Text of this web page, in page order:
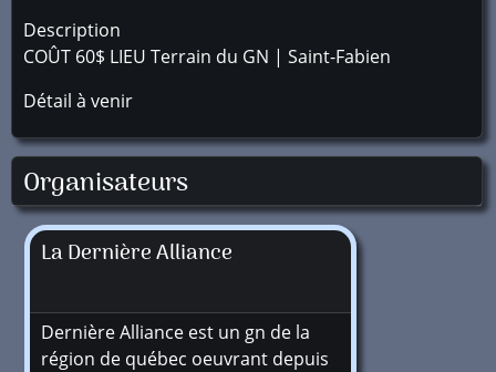
Description
COÛT 60$ LIEU Terrain du GN | Saint-Fabien
Détail à venir
Organisateurs
La Dernière Alliance
Dernière Alliance est un gn de la
région de québec oeuvrant depuis